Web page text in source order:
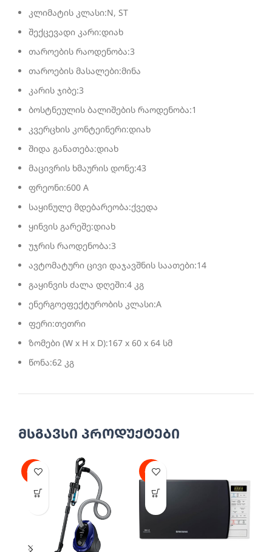
კლიმატის კლასი:N, ST
შექცევადი კარი:დიახ
თაროების რაოდენობა:3
თაროების მასალები:მინა
კარის ჯიბე:3
ბოსტნეულის ბალიშების რაოდენობა:1
კვერცხის კონტეინერი:დიახ
შიდა განათება:დიახ
მაცივრის ხმაურის დონე:43
ფრეონი:600 A
საყინულე მდებარეობა:ქვედა
ყინვის გარეშე:დიახ
უჯრის რაოდენობა:3
ავტომატური ცივი დაჯავშნის საათები:14
გაყინვის ძალა დღეში:4 კგ
ენერგოეფექტურობის კლასი:A
ფერი:თეთრი
ზომები (W x H x D):167 x 60 x 64 სმ
წონა:62 კგ
მსგავსი პროდუქტები
-30% -25%